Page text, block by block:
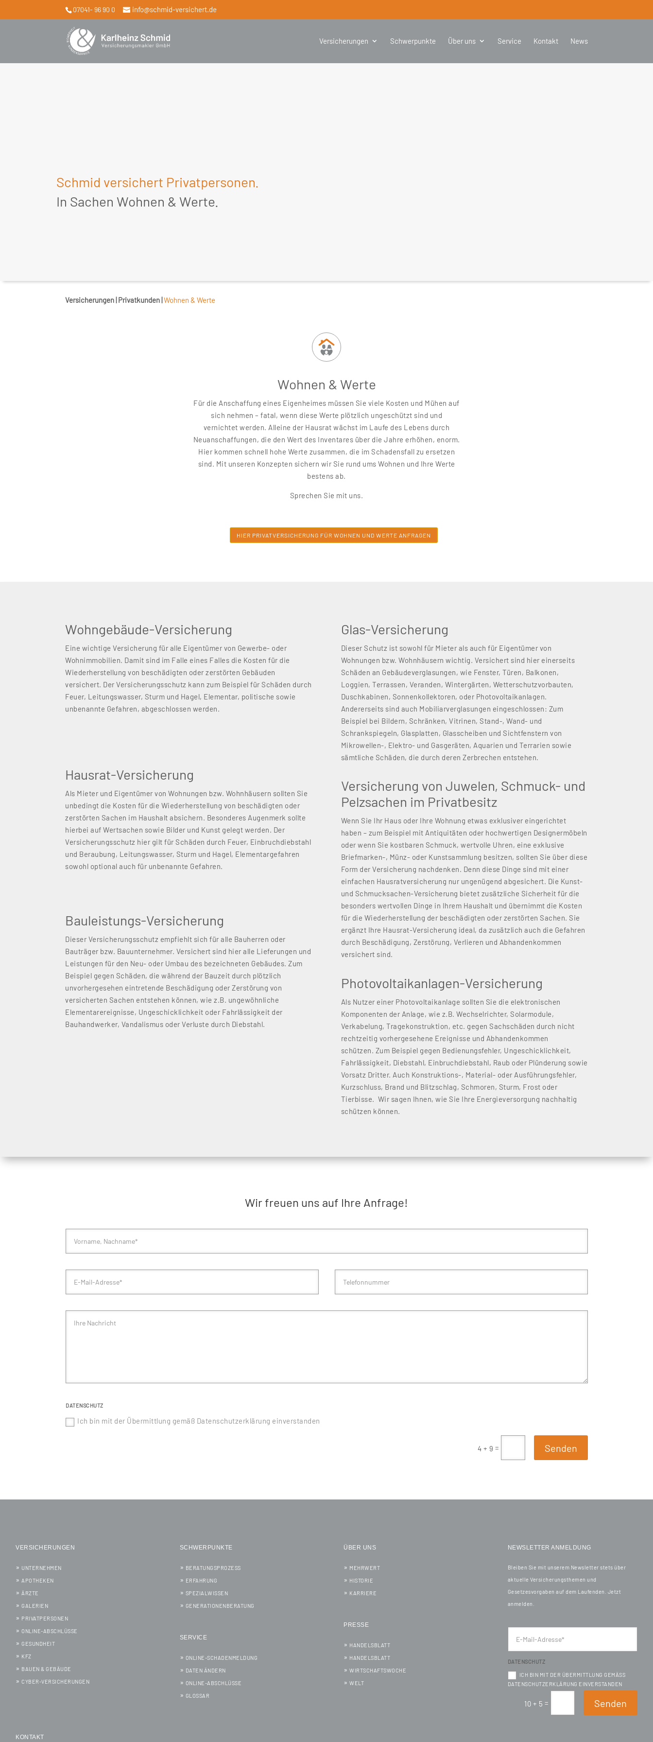
07041- 96 90 0 info@schmid-versichert.de
Versicherungen Schwerpunkte Über uns Service Kontakt News
Schmid versichert Privatpersonen.
In Sachen Wohnen & Werte.
Versicherungen | Privatkunden |Wohnen & Werte
Wohnen & Werte
Für die Anschaffung eines Eigenheimes müssen Sie viele Kosten und Mühen auf
sich nehmen – fatal, wenn diese Werte plötzlich ungeschützt sind und
vernichtet werden. Alleine der Hausrat wächst im Laufe des Lebens durch
Neuanschaffungen, die den Wert des Inventares über die Jahre erhöhen, enorm.
Hier kommen schnell hohe Werte zusammen, die im Schadensfall zu ersetzen
sind. Mit unseren Konzepten sichern wir Sie rund ums Wohnen und Ihre Werte
bestens ab.
Sprechen Sie mit uns.
HIER PRIVATVERSICHERUNG FÜR WOHNEN UND WERTE ANFRAGEN
Wohngebäude-Versicherung
Eine wichtige Versicherung für alle Eigentümer von Gewerbe- oder
Wohnimmobilien. Damit sind im Falle eines Falles die Kosten für die
Wiederherstellung von beschädigten oder zerstörten Gebäuden
versichert. Der Versicherungsschutz kann zum Beispiel für Schäden durch
Feuer, Leitungswasser, Sturm und Hagel, Elementar, politische sowie
unbenannte Gefahren, abgeschlossen werden.
Hausrat-Versicherung
Als Mieter und Eigentümer von Wohnungen bzw. Wohnhäusern sollten Sie
unbedingt die Kosten für die Wiederherstellung von beschädigten oder
zerstörten Sachen im Haushalt absichern. Besonderes Augenmerk sollte
hierbei auf Wertsachen sowie Bilder und Kunst gelegt werden. Der
Versicherungsschutz hier gilt für Schäden durch Feuer, Einbruchdiebstahl
und Beraubung, Leitungswasser, Sturm und Hagel, Elementargefahren
sowohl optional auch für unbenannte Gefahren.
Bauleistungs-Versicherung
Dieser Versicherungsschutz empfiehlt sich für alle Bauherren oder
Bauträger bzw. Bauunternehmer. Versichert sind hier alle Lieferungen und
Leistungen für den Neu- oder Umbau des bezeichneten Gebäudes. Zum
Beispiel gegen Schäden, die während der Bauzeit durch plötzlich
unvorhergesehen eintretende Beschädigung oder Zerstörung von
versicherten Sachen entstehen können, wie z.B. ungewöhnliche
Elementarereignisse, Ungeschicklichkeit oder Fahrlässigkeit der
Bauhandwerker, Vandalismus oder Verluste durch Diebstahl.
Glas-Versicherung
Dieser Schutz ist sowohl für Mieter als auch für Eigentümer von
Wohnungen bzw. Wohnhäusern wichtig. Versichert sind hier einerseits
Schäden an Gebäudeverglasungen, wie Fenster, Türen, Balkonen,
Loggien, Terrassen, Veranden, Wintergärten, Wetterschutzvorbauten,
Duschkabinen, Sonnenkollektoren, oder Photovoltaikanlagen.
Andererseits sind auch Mobiliarverglasungen eingeschlossen: Zum
Beispiel bei Bildern, Schränken, Vitrinen, Stand-, Wand- und
Schrankspiegeln, Glasplatten, Glasscheiben und Sichtfenstern von
Mikrowellen-, Elektro- und Gasgeräten, Aquarien und Terrarien sowie
sämtliche Schäden, die durch deren Zerbrechen entstehen.
Versicherung von Juwelen, Schmuck- und
Pelzsachen im Privatbesitz
Wenn Sie Ihr Haus oder Ihre Wohnung etwas exklusiver eingerichtet
haben – zum Beispiel mit Antiquitäten oder hochwertigen Designermöbeln
oder wenn Sie kostbaren Schmuck, wertvolle Uhren, eine exklusive
Briefmarken-, Münz- oder Kunstsammlung besitzen, sollten Sie über diese
Form der Versicherung nachdenken. Denn diese Dinge sind mit einer
einfachen Hausratversicherung nur ungenügend abgesichert. Die Kunst-
und Schmucksachen-Versicherung bietet zusätzliche Sicherheit für die
besonders wertvollen Dinge in Ihrem Haushalt und übernimmt die Kosten
für die Wiederherstellung der beschädigten oder zerstörten Sachen. Sie
ergänzt Ihre Hausrat-Versicherung ideal, da zusätzlich auch die Gefahren
durch Beschädigung, Zerstörung, Verlieren und Abhandenkommen
versichert sind.
Photovoltaikanlagen-Versicherung
Als Nutzer einer Photovoltaikanlage sollten Sie die elektronischen
Komponenten der Anlage, wie z.B. Wechselrichter, Solarmodule,
Verkabelung, Tragekonstruktion, etc. gegen Sachschäden durch nicht
rechtzeitig vorhergesehene Ereignisse und Abhandenkommen
schützen. Zum Beispiel gegen Bedienungsfehler, Ungeschicklichkeit,
Fahrlässigkeit, Diebstahl, Einbruchdiebstahl, Raub oder Plünderung sowie
Vorsatz Dritter. Auch Konstruktions-, Material- oder Ausführungsfehler,
Kurzschluss, Brand und Blitzschlag, Schmoren, Sturm, Frost oder
Tierbisse. Wir sagen Ihnen, wie Sie Ihre Energieversorgung nachhaltig
schützen können.
Wir freuen uns auf Ihre Anfrage!
DATENSCHUTZ
Ich bin mit der Übermittlung gemäß Datenschutzerklärung einverstanden
4 + 9 = Senden
VERSICHERUNGEN
UNTERNEHMEN
APOTHEKEN
ÄRZTE
GALERIEN
PRIVATPERSONEN
ONLINE-ABSCHLÜSSE
GESUNDHEIT
KFZ
BAUEN & GEBÄUDE
CYBER-VERSICHERUNGEN
SCHWERPUNKTE
BERATUNGSPROZESS
ERFAHRUNG
SPEZIALWISSEN
GENERATIONENBERATUNG
SERVICE
ONLINE-SCHADENMELDUNG
DATEN ÄNDERN
ONLINE-ABSCHLÜSSE
GLOSSAR
ÜBER UNS
MEHRWERT
HISTORIE
KARRIERE
PRESSE
HANDELSBLATT
HANDELSBLATT
WIRTSCHAFTSWOCHE
WELT
NEWSLETTER ANMELDUNG
Bleiben Sie mit unserem Newsletter stets über
aktuelle Versicherungsthemen und
Gesetzesvorgaben auf dem Laufenden. Jetzt
anmelden.
DATENSCHUTZ
ICH BIN MIT DER ÜBERMITTLUNG GEMÄSS D
ATENSCHUTZERKLÄRUNG EINVERSTANDEN
10 + 5 = Senden
KONTAKT